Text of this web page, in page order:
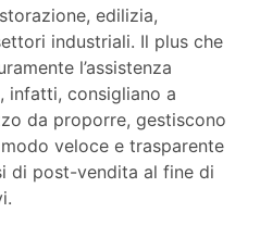
edilizia,
industriali. Il plus che
l’assistenza
infatti, consigliano a
da proporre, gestiscono
veloce e trasparente
di post-vendita al fine di